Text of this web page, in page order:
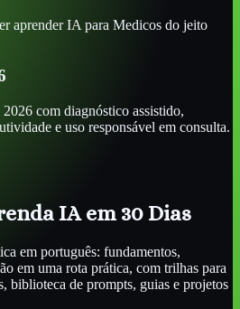
aprenderIA para Medicos do jeito
com diagnóstico assistido,
e uso responsável em consulta.
IA em 30 Dias
em português: fundamentos,
em uma rota prática, com trilhas para
, biblioteca de prompts, guias e projetos